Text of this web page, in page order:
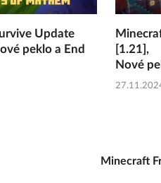
Update
peklo a End
[1.21],
Nové
Minecraft